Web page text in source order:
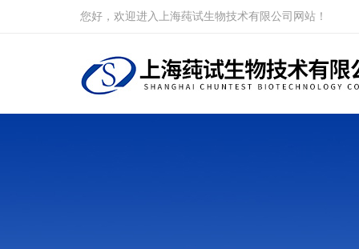
您好，欢迎进入上海莼试生物技术有限公司网站！